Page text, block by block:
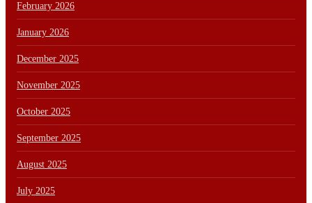
February 2026
January 2026
December 2025
November 2025
October 2025
September 2025
August 2025
July 2025